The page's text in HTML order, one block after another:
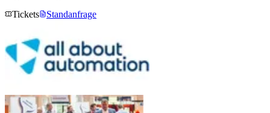
Tickets
Standanfrage